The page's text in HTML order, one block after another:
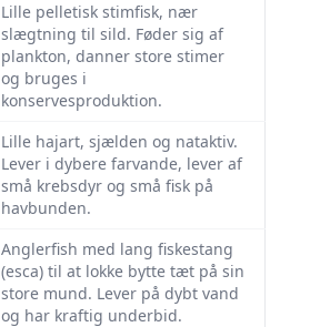
Lille pelletisk stimfisk, nær
slægtning til sild. Føder sig af
plankton, danner store stimer
og bruges i
konservesproduktion.
Lille hajart, sjælden og nataktiv.
Lever i dybere farvande, lever af
små krebsdyr og små fisk på
havbunden.
Anglerfish med lang fiskestang
(esca) til at lokke bytte tæt på sin
store mund. Lever på dybt vand
og har kraftig underbid.